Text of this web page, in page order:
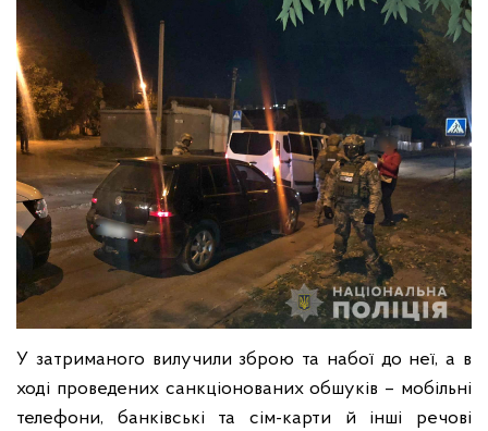
У затриманого вилучили зброю та набої до неї, а в
ході проведених санкціонованих обшуків – мобільні
телефони, банківські та сім-карти й інші речові